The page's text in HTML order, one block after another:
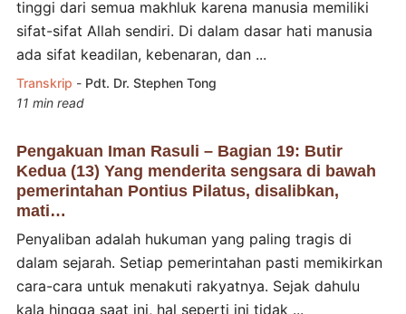
tinggi dari semua makhluk karena manusia memiliki
sifat-sifat Allah sendiri. Di dalam dasar hati manusia
ada sifat keadilan, kebenaran, dan ...
Transkrip - Pdt. Dr. Stephen Tong
11 min read
Pengakuan Iman Rasuli – Bagian 19: Butir
Kedua (13) Yang menderita sengsara di bawah
pemerintahan Pontius Pilatus, disalibkan,
mati…
Penyaliban adalah hukuman yang paling tragis di
dalam sejarah. Setiap pemerintahan pasti memikirkan
cara-cara untuk menakuti rakyatnya. Sejak dahulu
kala hingga saat ini, hal seperti ini tidak ...